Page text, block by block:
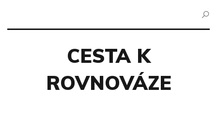
CESTA K
ROVNOVÁZE